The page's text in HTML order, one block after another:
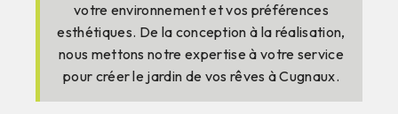
votre environnement et vos préférences
esthétiques. De la conception à la réalisation,
nous mettons notre expertise à votre service
pour créer le jardin de vos rêves à Cugnaux.